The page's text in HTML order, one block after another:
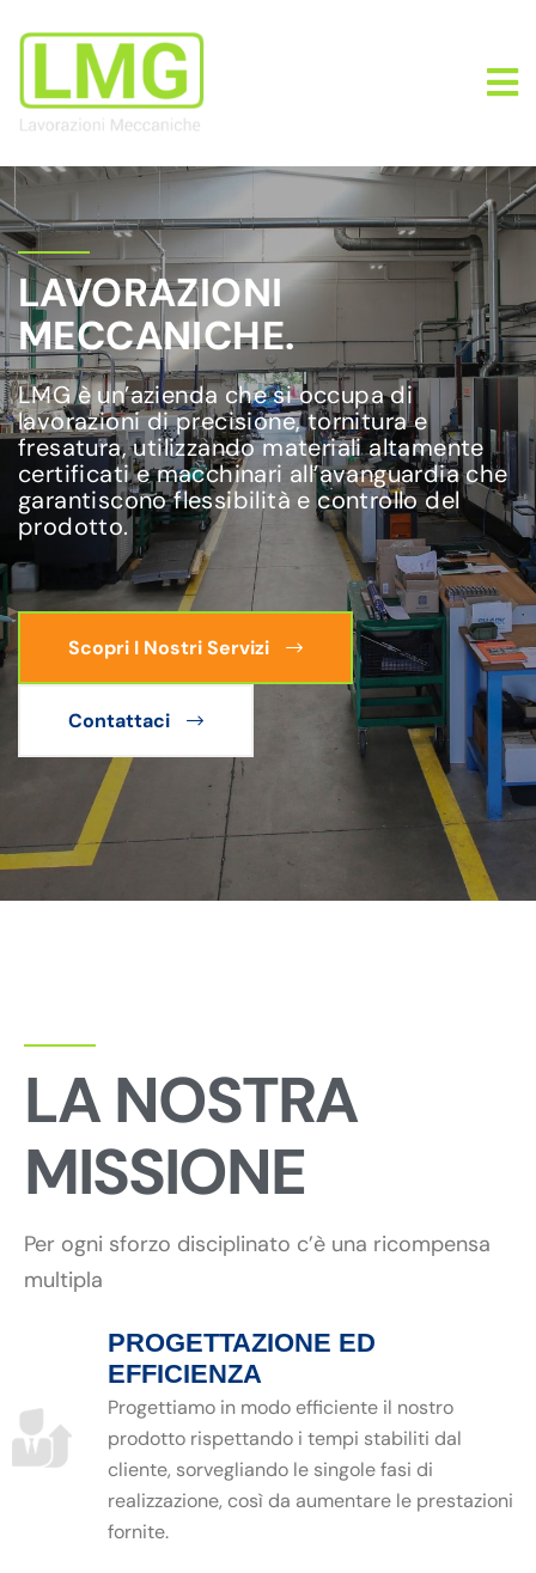
LAVORAZIONI
MECCANICHE.
LMG è un’azienda che si occupa di
lavorazioni di precisione, tornitura e
fresatura, utilizzando materiali altamente
certificati e macchinari all’avanguardia che
garantiscono flessibilità e controllo del
prodotto.
Scopri I Nostri Servizi
Contattaci
LA NOSTRA
MISSIONE
Per ogni sforzo disciplinato c’è una ricompensa
multipla
PROGETTAZIONE ED
EFFICIENZA
Progettiamo in modo efficiente il nostro
prodotto rispettando i tempi stabiliti dal
cliente, sorvegliando le singole fasi di
realizzazione, così da aumentare le prestazioni
fornite.